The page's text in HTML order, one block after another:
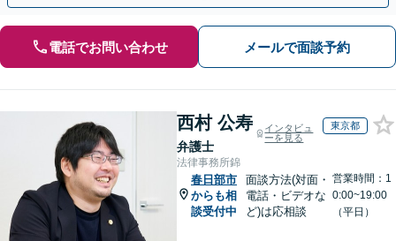
電話でお問い合わせ メールで面談予約
西村 公寿
弁護士
インタビュ
ーを見る
東京都
法律事務所錦
春日部市
からも相
談受付中
面談方法(対面・
電話・ビデオな
ど)は応相談
営業時間：1
0:00~19:00
（平日）